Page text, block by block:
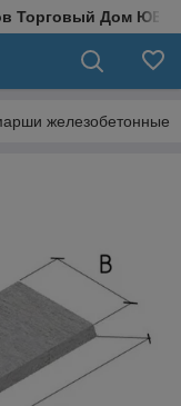
Торговый Дом
железобетонные